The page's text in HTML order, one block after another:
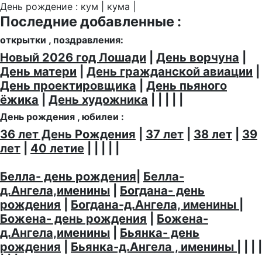
День рождение : кум | кума |
Последние добавленные :
открытки , поздравления:
Новый 2026 год Лошади День ворчуна
День матери
День гражданской авиации
День проектировщика
День пьяного
ёжика
День художника
День рождения , юбилеи :
36 лет День Рождения 37 лет 38 лет
39
лет
40 летие
Белла- день рождения Белла-
д.Ангела,именины
Богдана- день
рождения
Богдана-д.Ангела, именины
Божена- день рождения
Божена-
д.Ангела,именины
Бьянка- день
рождения
Бьянка-д.Ангела , именины